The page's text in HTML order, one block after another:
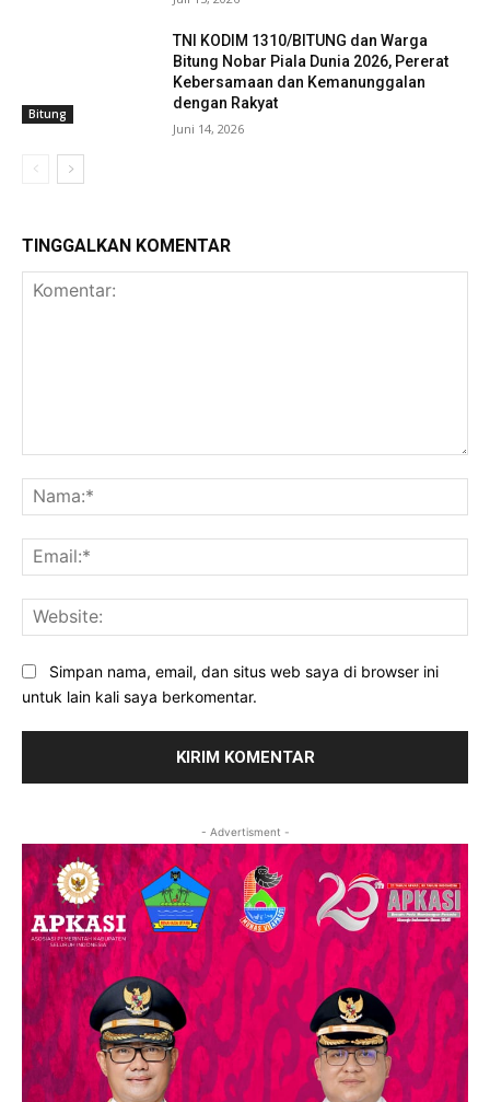
Bitung
TNI KODIM 1310/BITUNG dan Warga
Bitung Nobar Piala Dunia 2026, Pererat
Kebersamaan dan Kemanunggalan
dengan Rakyat
Juni 14, 2026
TINGGALKAN KOMENTAR
Simpan nama, email, dan situs web saya di browser ini
untuk lain kali saya berkomentar.
- Advertisment -